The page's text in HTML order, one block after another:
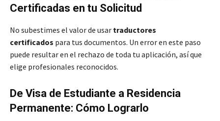
Certificadas en tu Solicitud
No subestimes el valor de usar traductores
certificados para tus documentos. Un error en este paso
puede resultar en el rechazo de toda tu aplicación, así que
elige profesionales reconocidos.
De Visa de Estudiante a Residencia
Permanente: Cómo Lograrlo